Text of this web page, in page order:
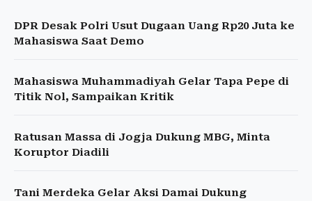
DPR Desak Polri Usut Dugaan Uang Rp20 Juta ke
Mahasiswa Saat Demo
Mahasiswa Muhammadiyah Gelar Tapa Pepe di
Titik Nol, Sampaikan Kritik
Ratusan Massa di Jogja Dukung MBG, Minta
Koruptor Diadili
Tani Merdeka Gelar Aksi Damai Dukung